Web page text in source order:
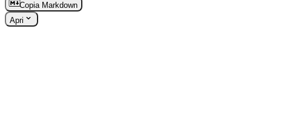
Copia Markdown
Apri